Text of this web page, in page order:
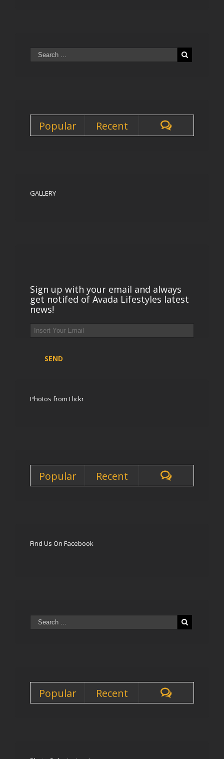
Popular Recent
GALLERY
Sign up with your email and always
get notifed of Avada Lifestyles latest
news!
Photos from Flickr
Popular Recent
Find Us On Facebook
Popular Recent